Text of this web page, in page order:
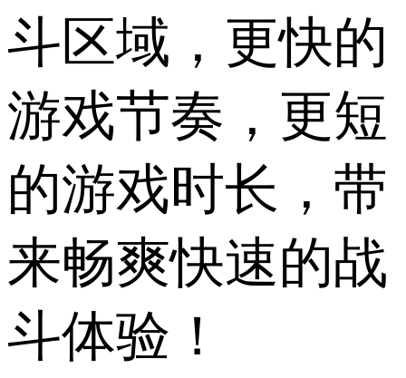
斗区域，更快的
游戏节奏，更短
的游戏时长，带
来畅爽快速的战
斗体验！